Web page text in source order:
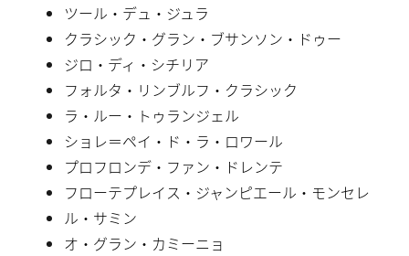
ツール・デュ・ジュラ
クラシック・グラン・ブサンソン・ドゥー
ジロ・ディ・シチリア
フォルタ・リンブルフ・クラシック
ラ・ルー・トゥランジェル
ショレ＝ペイ・ド・ラ・ロワール
プロフロンデ・ファン・ドレンテ
フローテプレイス・ジャンピエール・モンセレ
ル・サミン
オ・グラン・カミーニョ